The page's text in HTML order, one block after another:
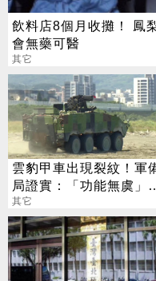
飲料店8個月收攤！ 鳳
會無藥可醫
其它
雲豹甲車出現裂紋！軍
局證實：「功能無虞」
修復
其它